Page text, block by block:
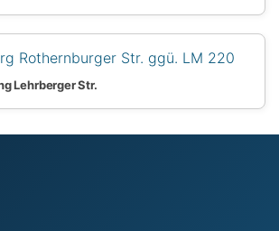
Rothernburger Str. ggü. LM 220
Lehrberger Str.